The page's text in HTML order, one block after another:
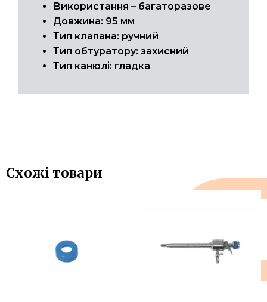
Використання – багаторазове
Довжина: 95 мм
Тип клапана: ручний
Тип обтуратору: захисний
Тип канюлі: гладка
Схожі товари